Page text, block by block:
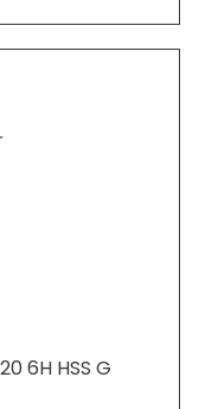
6H HSS G